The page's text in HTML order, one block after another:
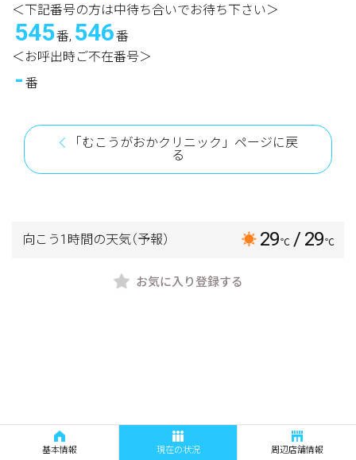
＜下記番号の方は中待ち合いでお待ち下さい＞
545番, 546番
＜お呼出時ご不在番号＞
- 番
「むこうがおかクリニック」ページに戻
る
向こう1時間の天気（予報） 29℃ / 29℃
お気に入り登録する
基本情報 現在の状況 周辺店舗情報